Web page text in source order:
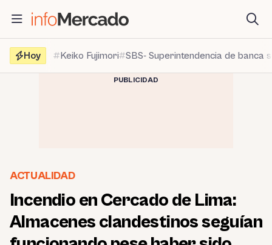
contenido
Hoy
Keiko Fujimori SBS- Superintendencia de banca
PUBLICIDAD
ACTUALIDAD
Incendio en Cercado de Lima:
Almacenes clandestinos seguían